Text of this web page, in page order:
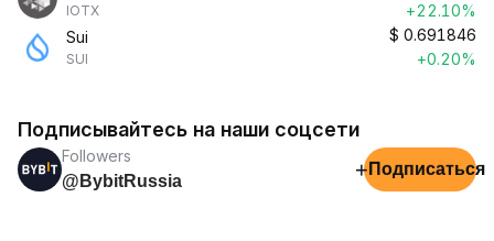
IOTX
+22.10%
Sui
SUI
$ 0.691846
+0.20%
Подписывайтесь на наши соцсети
Followers
@BybitRussia
+ Подписаться